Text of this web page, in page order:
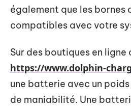
également que les
compatibles avec votre
Sur des boutiques en ligne
https://www.dolphin-
une batterie avec un
de maniabilité. Une